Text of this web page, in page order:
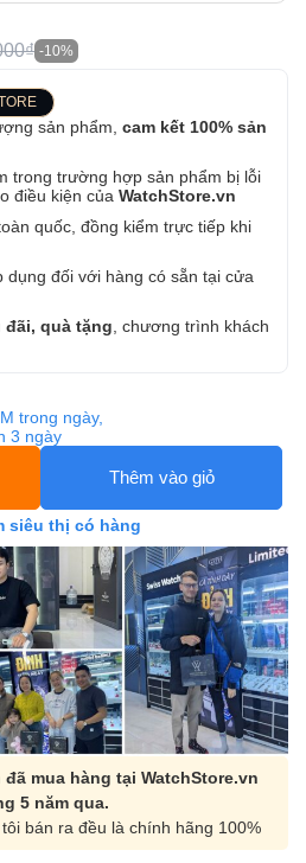
-10%
sản phẩm, cam kết 100% sản
trong trường hợp sản phẩm bị lỗi
điều kiện của WatchStore.vn
quốc, đồng kiểm trực tiếp khi
dụng đối với hàng có sẵn tại cửa
quà tặng , chương trình khách
trong ngày,
3 ngày
Thêm vào giỏ
siêu thị có hàng
mua hàng tại WatchStore.vn
5 năm qua.
bán ra đều là chính hãng 100%